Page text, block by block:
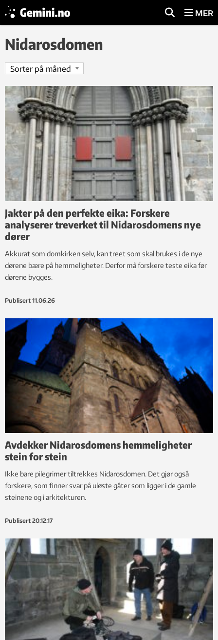
MER
Nidarosdomen
Jakter på den perfekte eika: Forskere
analyserer treverket til Nidarosdomens nye
dører
Akkurat som domkirken selv, kan treet som skal brukes i de nye
dørene bære på hemmeligheter. Derfor må forskere teste eika før
dørene bygges.
Publisert 11.06.26
Avdekker Nidarosdomens hemmeligheter
stein for stein
Ikke bare pilegrimer tiltrekkes Nidarosdomen. Det gjør også
forskere, som finner svar på uløste gåter som ligger i de gamle
steinene og i arkitekturen.
Publisert 20.12.17